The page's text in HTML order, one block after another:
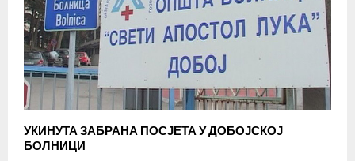
УКИНУТА ЗАБРАНА ПОСЈЕТА У ДОБОЈСКОЈ
БОЛНИЦИ